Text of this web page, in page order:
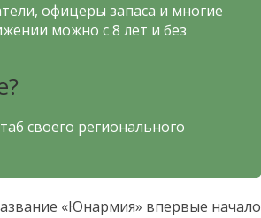
офицеры запаса и многие
можно с 8 лет и без
своего регионального
«Юнармия» впервые начало